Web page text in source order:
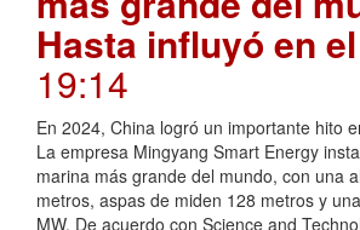
Hasta influyó en
19:14
En 2024, China logró un importante hito
La empresa Mingyang Smart Energy
marina más grande del mundo, con una
metros, aspas de miden 128 metros y
MW. De acuerdo con Science and